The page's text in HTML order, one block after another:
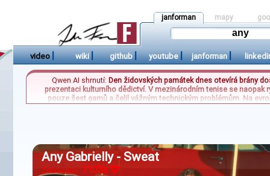
janforman mapy
video | wiki | github | youtube | janforman |
Qwen AI shrnutí: Den židovských památek dnes otevírá brány
prezentaci kulturního dědictví. V mezinárodním tenise se
pouze šest gamů a čelil vážným technickým problémům. Na
Any Gabrielly - Sweat
Zobrazeno: 1103x